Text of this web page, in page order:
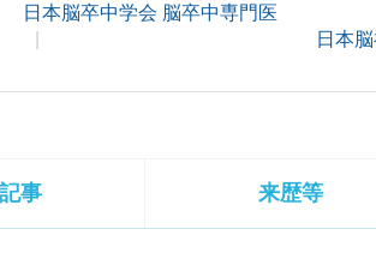
日本脳卒中学会 脳卒中専門医
日本
事 来歴等